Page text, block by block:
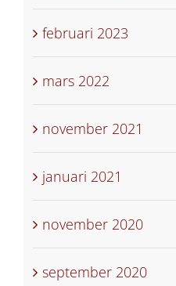
februari 2023
mars 2022
november 2021
januari 2021
november 2020
september 2020